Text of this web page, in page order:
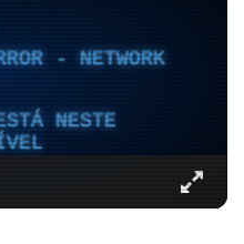
- NETWORK
NESTE